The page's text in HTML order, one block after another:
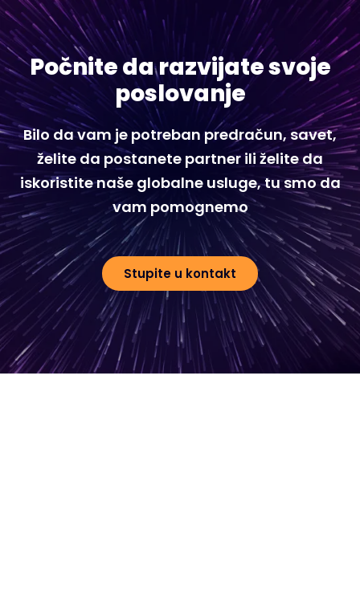
Počnite da razvijate svoje
poslovanje
Bilo da vam je potreban predračun, savet,
želite da postanete partner ili želite da
iskoristite naše globalne usluge, tu smo da
vam pomognemo
Stupite u kontakt